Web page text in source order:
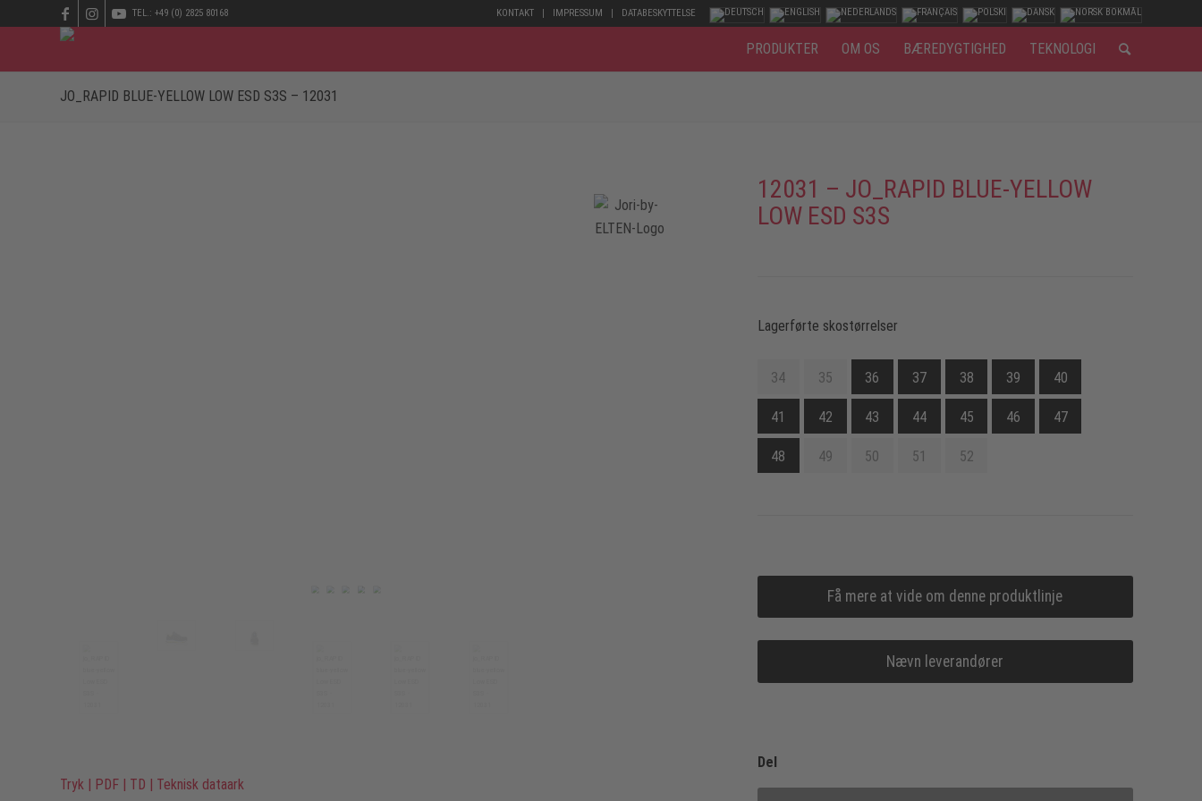
KONTAKT IMPRESSUM DATABESKYTTELSE
TEL.: +49 (0) 2825 80168
PRODUKTER OM OS BÆREDYGTIGHED TEKNOLOGI
JO_RAPID BLUE-YELLOW LOW ESD S3S – 12031
Tryk | PDF | TD | Teknisk dataark
12031 – JO_RAPID BLUE-YELLOW
LOW ESD S3S
Lagerførte skostørrelser
34 35 36 37 38 39 40
41 42 43 44 45 46 47
48 49 50 51 52
Få mere at vide om denne produktlinje
Nævn leverandører
Del